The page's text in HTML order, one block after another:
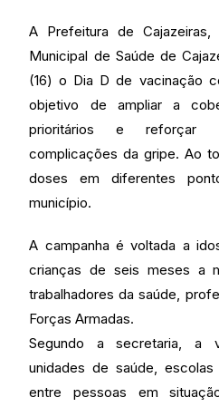
A Prefeitura de
Municipal de Saúde de
(16) o Dia D de vacinação
objetivo de ampliar a
prioritários e reforçar
complicações da gripe. Ao
doses em diferentes
município.
A campanha é voltada a
crianças de seis meses a
trabalhadores da saúde,
Forças Armadas.
Segundo a secretaria, a
unidades de saúde,
entre pessoas em